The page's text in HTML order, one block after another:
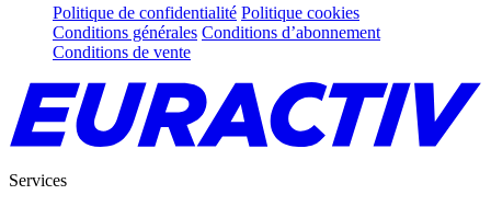
Politique de confidentialité Politique cookies
Conditions générales Conditions d’abonnement
Conditions de vente
Services